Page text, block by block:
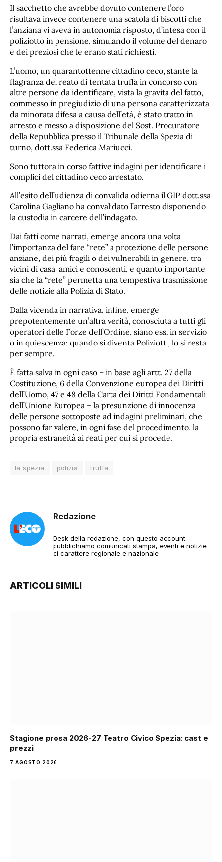
Il sacchetto che avrebbe dovuto contenere l’oro
risultava invece contenere una scatola di biscotti che
l’anziana vi aveva in autonomia risposto, d’intesa con il
poliziotto in pensione, simulando il volume del denaro
e dei preziosi che le erano stati richiesti.
L’uomo, un quarantottenne cittadino ceco, stante la
flagranza del reato di tentata truffa in concorso con
altre persone da identificare, vista la gravità del fatto,
commesso in pregiudizio di una persona caratterizzata
da minorata difesa a causa dell’età, è stato tratto in
arresto e messo a disposizione del Sost. Procuratore
della Repubblica presso il Tribunale della Spezia di
turno, dott.ssa Federica Mariucci.
Sono tuttora in corso fattive indagini per identificare i
complici del cittadino ceco arrestato.
All’esito dell’udienza di convalida odierna il GIP dott.ssa
Carolina Gagliano ha convalidato l’arresto disponendo
la custodia in carcere dell’indagato.
Dai fatti come narrati, emerge ancora una volta
l’importanza del fare “rete” a protezione delle persone
anziane, dei più fragili o dei vulnerabili in genere, tra
vicini di casa, amici e conoscenti, e quanto importante
sia che la “rete” permetta una tempestiva trasmissione
delle notizie alla Polizia di Stato.
Dalla vicenda in narrativa, infine, emerge
prepotentemente un’altra verità, conosciuta a tutti gli
operatori delle Forze dell’Ordine, siano essi in servizio
o in quiescenza: quando si diventa Poliziotti, lo si resta
per sempre.
È fatta salva in ogni caso – in base agli artt. 27 della
Costituzione, 6 della Convenzione europea dei Diritti
dell’Uomo, 47 e 48 della Carta dei Diritti Fondamentali
dell’Unione Europea – la presunzione di innocenza
delle persone sottoposte ad indagini preliminari, che
possono far valere, in ogni fase del procedimento, la
propria estraneità ai reati per cui si procede.
la spezia polizia truffa
Redazione
Desk della redazione, con questo account
pubblichiamo comunicati stampa, eventi e notizie
di carattere regionale e nazionale
ARTICOLI SIMILI
Stagione prosa 2026-27 Teatro Civico Spezia: cast e
prezzi
7 AGOSTO 2026